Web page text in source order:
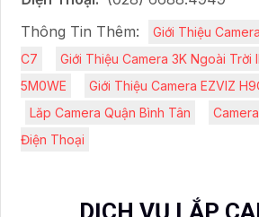
Thông Tin Thêm:
Giới Thiệu
C7
Giới Thiệu Camera 3K Ngoài Trời
5M0WE
Giới Thiệu Camera EZVIZ
Lăp Camera Quận Bình Tân
Điện Thoại